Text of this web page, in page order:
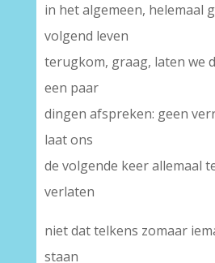
in het algemeen, helemaal
volgend leven
terugkom, graag, laten we
een paar
dingen afspreken: geen
laat ons
de volgende keer allemaal
verlaten
niet dat telkens zomaar
staan